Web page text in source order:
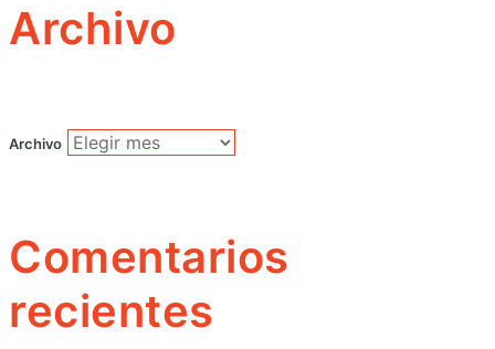
Archivo
Archivo
Comentarios
recientes